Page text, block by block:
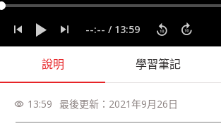
課程內容(73) 學習筆記(43) 會員(
--:-- / 13:59
說明 學習筆記
visibility 13:59 最後更新： 2021年9月26日